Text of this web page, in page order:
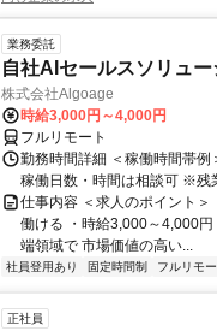
業務委託
自社AIセールスソリュ
株式会社Algoage
時給3,000円～4,000円
フルリモート
勤務時間詳細 ＜稼働時間帯
稼働日数・時間は相談可 ※残
仕事内容 ＜求人のポイント
働ける ・時給3,000～4,000
端領域で 市場価値の高い...
社員登用あり 固定時間制 フルリモー
正社員